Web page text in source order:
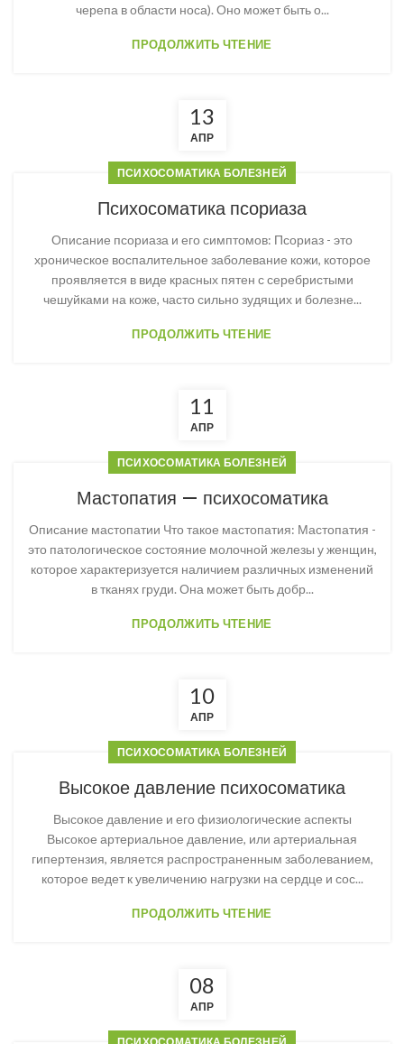
черепа в области носа). Оно может быть о...
ПРОДОЛЖИТЬ ЧТЕНИЕ
13
АПР
ПСИХОСОМАТИКА БОЛЕЗНЕЙ
Психосоматика псориаза
Описание псориаза и его симптомов: Псориаз - это
хроническое воспалительное заболевание кожи, которое
проявляется в виде красных пятен с серебристыми
чешуйками на коже, часто сильно зудящих и болезне...
ПРОДОЛЖИТЬ ЧТЕНИЕ
11
АПР
ПСИХОСОМАТИКА БОЛЕЗНЕЙ
Мастопатия — психосоматика
Описание мастопатии Что такое мастопатия: Мастопатия -
это патологическое состояние молочной железы у женщин,
которое характеризуется наличием различных изменений
в тканях груди. Она может быть добр...
ПРОДОЛЖИТЬ ЧТЕНИЕ
10
АПР
ПСИХОСОМАТИКА БОЛЕЗНЕЙ
Высокое давление психосоматика
Высокое давление и его физиологические аспекты
Высокое артериальное давление, или артериальная
гипертензия, является распространенным заболеванием,
которое ведет к увеличению нагрузки на сердце и сос...
ПРОДОЛЖИТЬ ЧТЕНИЕ
08
АПР